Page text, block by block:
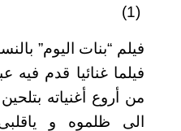
(1)
فيلم “بنات اليوم”
فيلما غنائيا قدم
من أروع أغنياته
الى ظلموه و